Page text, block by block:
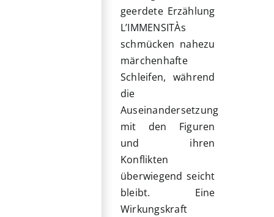
geerdete Erzählung
L’IMMENSITÀs
schmücken nahezu
märchenhafte
Schleifen, während
die
Auseinandersetzung
mit den Figuren
und ihren
Konflikten
überwiegend seicht
bleibt. Eine
Wirkungskraft